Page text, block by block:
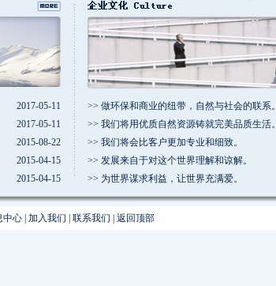
2017-05-11
2017-05-11
2015-08-22
2015-04-15
2015-04-15
>> 做环保和商业的纽带，自然与社会的联系。
>> 我们将用优质自然资源铸就完美品质生活。
>> 我们将会比客户更加专业和细致。
>> 发展来自于对这个世界理解和谅解。
>> 为世界谋求利益，让世界充满爱。
中心 加入我们 联系我们 返回顶部